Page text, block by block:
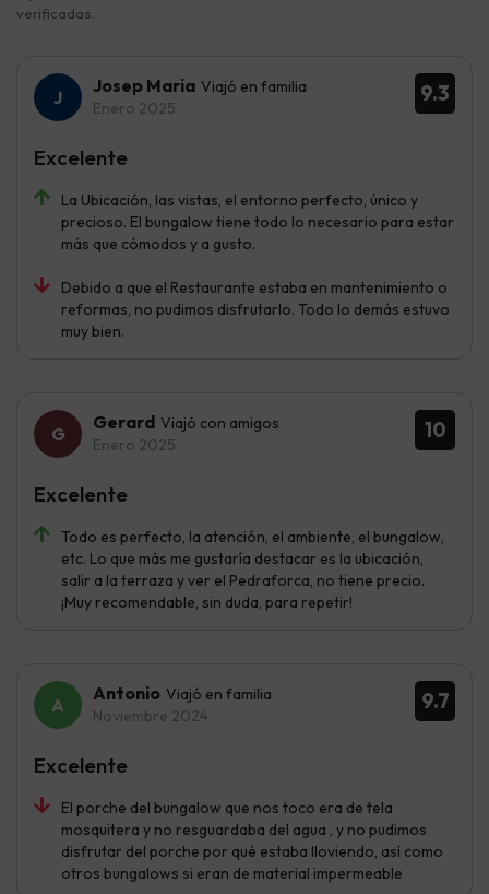
verificadas.
9.3
Josep Maria Viajó en familia
Enero 2025
La Ubicación, las vistas, el entorno perfecto, único y
precioso. El bungalow tiene todo lo necesario para estar
más que cómodos y a gusto.
Debido a que el Restaurante estaba en mantenimiento o
reformas, no pudimos disfrutarlo. Todo lo demás estuvo
muy bien.
Excelente
10
Gerard Viajó con amigos
Enero 2025
Todo es perfecto, la atención, el ambiente, el bungalow,
etc. Lo que más me gustaría destacar es la ubicación,
salir a la terraza y ver el Pedraforca, no tiene precio.
¡Muy recomendable, sin duda, para repetir!
Excelente
9.7
Antonio Viajó en familia
Noviembre 2024
El porche del bungalow que nos toco era de tela
mosquitera y no resguardaba del agua , y no pudimos
disfrutar del porche por qué estaba lloviendo, así como
otros bungalows si eran de material impermeable
Excelente